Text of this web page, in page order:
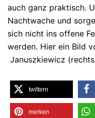
auch ganz praktisch.
Nachtwache und
sich nicht ins offene
werden. Hier ein Bild
Januszkiewicz
twittern
merken